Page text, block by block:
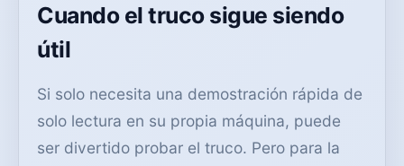
Cuando el truco sigue siendo
útil
Si solo necesita una demostración rápida de
solo lectura en su propia máquina, puede
ser divertido probar el truco. Pero para la